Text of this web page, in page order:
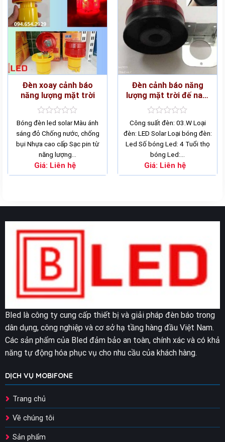
Đèn xoay cảnh báo
năng lượng mặt trời
Rated
0
out
of
5
Bóng đèn led solar Màu ánh
sáng đỏ Chống nước, chống
bụi Nhựa cao cấp Sạc pin từ
năng lượng…
Giá: Liên hệ
Đèn cảnh báo năng
lượng mặt trời đế nam
châm
Rated
0
out
of
5
Công suất đèn: 03.W Loại
đèn: LED Solar Loại bóng đèn:
Led Số bóng Led: 4 Tuổi thọ
bóng Led:…
Giá: Liên hệ
Bled là công ty cung cấp thiết bị và giải pháp đèn báo trong
dân dụng, công nghiệp và cơ sở hạ tầng hàng đầu Việt Nam.
Các sản phẩm của Bled đảm bảo an toàn, chính xác và có khả
năng tự động hóa phục vụ cho nhu cầu của khách hàng.
DỊCH VỤ MOBIFONE
Trang chủ
Về chúng tôi
Sản phẩm